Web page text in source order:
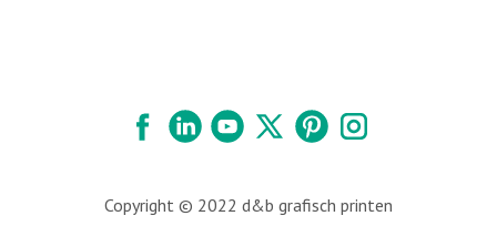
Copyright © 2022 d&b grafisch printen